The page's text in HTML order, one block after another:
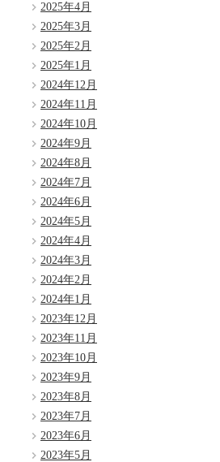
2025年4月
2025年3月
2025年2月
2025年1月
2024年12月
2024年11月
2024年10月
2024年9月
2024年8月
2024年7月
2024年6月
2024年5月
2024年4月
2024年3月
2024年2月
2024年1月
2023年12月
2023年11月
2023年10月
2023年9月
2023年8月
2023年7月
2023年6月
2023年5月